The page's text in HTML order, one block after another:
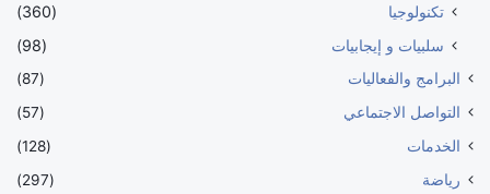
تكنولوجيا
(360)
سلبيات و إيجابيات
(98)
البرامج والفعاليات
(87)
التواصل الاجتماعي
(57)
الخدمات
(128)
رياضة
(297)